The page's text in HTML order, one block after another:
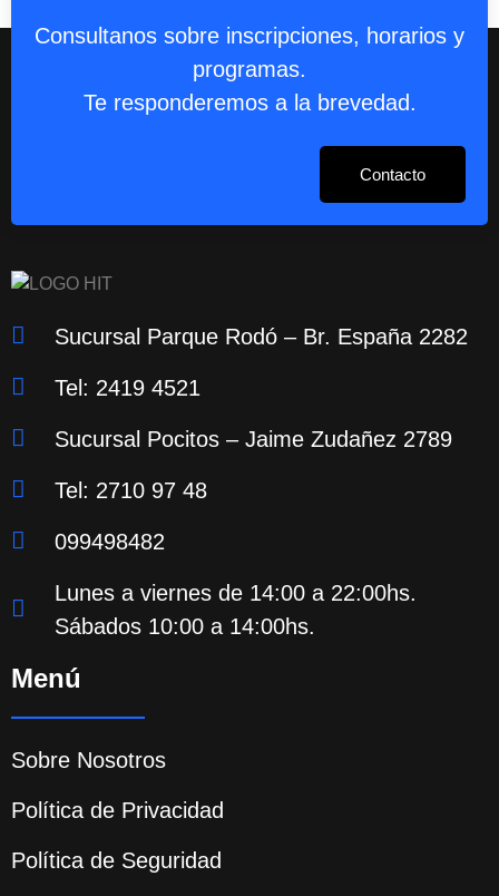
Consultanos sobre inscripciones, horarios y
programas.
Te responderemos a la brevedad.
Contacto
Sucursal Parque Rodó – Br. España 2282
Tel: 2419 4521
Sucursal Pocitos – Jaime Zudañez 2789
Tel: 2710 97 48
099498482
Lunes a viernes de 14:00 a 22:00hs.
Sábados 10:00 a 14:00hs.
Menú
Sobre Nosotros
Política de Privacidad
Política de Seguridad